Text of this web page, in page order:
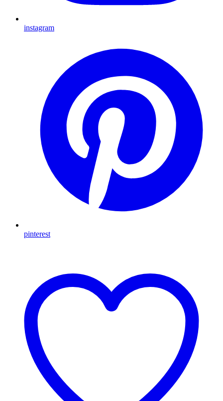
instagram
pinterest